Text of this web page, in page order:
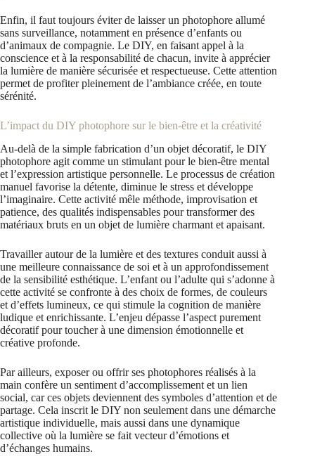
Enfin, il faut toujours éviter de laisser un photophore allumé
sans surveillance, notamment en présence d’enfants ou
d’animaux de compagnie. Le DIY, en faisant appel à la
conscience et à la responsabilité de chacun, invite à apprécier
la lumière de manière sécurisée et respectueuse. Cette attention
permet de profiter pleinement de l’ambiance créée, en toute
sérénité.
L’impact du DIY photophore sur le bien-être et la créativité
Au-delà de la simple fabrication d’un objet décoratif, le DIY
photophore agit comme un stimulant pour le bien-être mental
et l’expression artistique personnelle. Le processus de création
manuel favorise la détente, diminue le stress et développe
l’imaginaire. Cette activité mêle méthode, improvisation et
patience, des qualités indispensables pour transformer des
matériaux bruts en un objet de lumière charmant et apaisant.
Travailler autour de la lumière et des textures conduit aussi à
une meilleure connaissance de soi et à un approfondissement
de la sensibilité esthétique. L’enfant ou l’adulte qui s’adonne à
cette activité se confronte à des choix de formes, de couleurs
et d’effets lumineux, ce qui stimule la cognition de manière
ludique et enrichissante. L’enjeu dépasse l’aspect purement
décoratif pour toucher à une dimension émotionnelle et
créative profonde.
Par ailleurs, exposer ou offrir ses photophores réalisés à la
main confère un sentiment d’accomplissement et un lien
social, car ces objets deviennent des symboles d’attention et de
partage. Cela inscrit le DIY non seulement dans une démarche
artistique individuelle, mais aussi dans une dynamique
collective où la lumière se fait vecteur d’émotions et
d’échanges humains.